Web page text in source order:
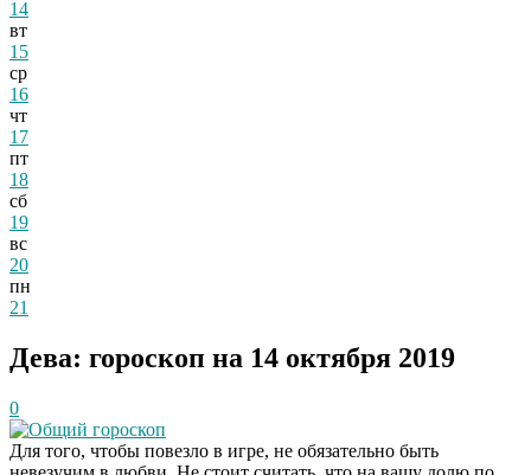
14
вт
15
ср
16
чт
17
пт
18
сб
19
вс
20
пн
21
Дева: гороскоп на 14 октября 2019
0
Общий гороскоп
Для того, чтобы повезло в игре, не обязательно быть